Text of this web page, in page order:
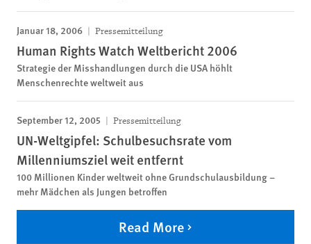
Januar 18, 2006 Pressemitteilung
Human Rights Watch Weltbericht 2006
Strategie der Misshandlungen durch die USA höhlt
Menschenrechte weltweit aus
September 12, 2005 Pressemitteilung
UN-Weltgipfel: Schulbesuchsrate vom
Millenniumsziel weit entfernt
100 Millionen Kinder weltweit ohne Grundschulausbildung –
mehr Mädchen als Jungen betroffen
Read More